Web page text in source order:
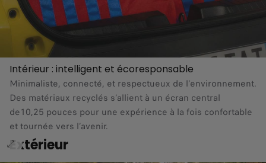
Intérieur : intelligent et écoresponsable
Minimaliste, connecté, et respectueux de l’environnement.
Des matériaux recyclés s’allient à un écran central
de10,25 pouces pour une expérience à la fois confortable
et tournée vers l’avenir.
Extérieur